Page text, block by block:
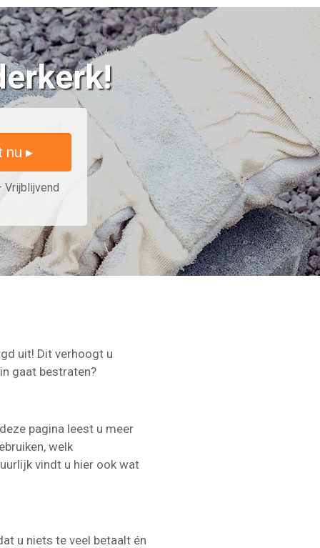
nu ▸
Vrijblijvend
uit! Dit verhoogt u
gaat bestraten?
pagina leest u meer
welk
vindt u hier ook wat
u niets te veel betaalt én